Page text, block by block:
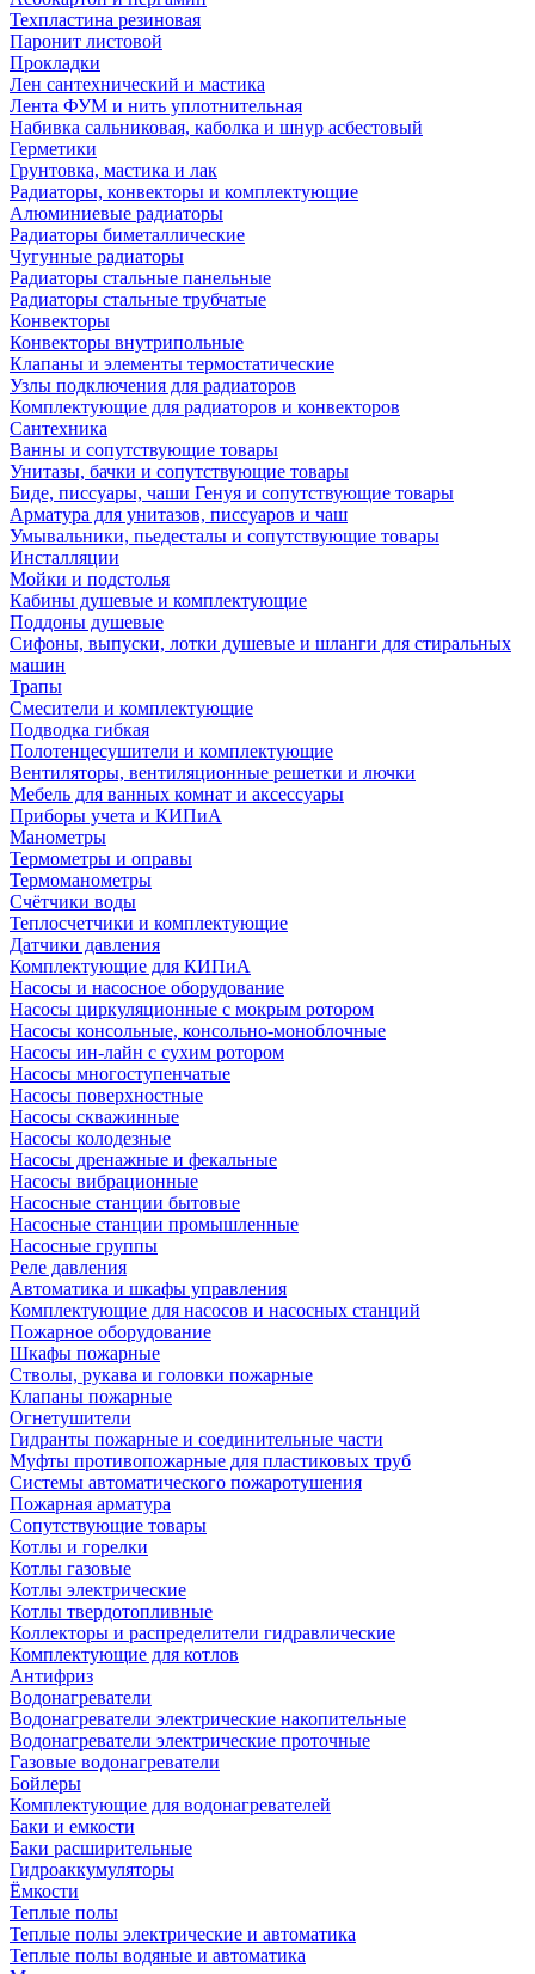
Техпластина резиновая
Паронит листовой
Прокладки
Лен сантехнический и мастика
Лента ФУМ и нить уплотнительная
Набивка сальниковая, каболка и шнур асбестовый
Герметики
Грунтовка, мастика и лак
Радиаторы, конвекторы и комплектующие
Алюминиевые радиаторы
Радиаторы биметаллические
Чугунные радиаторы
Радиаторы стальные панельные
Радиаторы стальные трубчатые
Конвекторы
Конвекторы внутрипольные
Клапаны и элементы термостатические
Узлы подключения для радиаторов
Комплектующие для радиаторов и конвекторов
Сантехника
Ванны и сопутствующие товары
Унитазы, бачки и сопутствующие товары
Биде, писсуары, чаши Генуя и сопутствующие товары
Арматура для унитазов, писсуаров и чаш
Умывальники, пьедесталы и сопутствующие товары
Инсталляции
Мойки и подстолья
Кабины душевые и комплектующие
Поддоны душевые
Сифоны, выпуски, лотки душевые и шланги для стиральных
машин
Трапы
Смесители и комплектующие
Подводка гибкая
Полотенцесушители и комплектующие
Вентиляторы, вентиляционные решетки и лючки
Мебель для ванных комнат и аксессуары
Приборы учета и КИПиА
Манометры
Термометры и оправы
Термоманометры
Счётчики воды
Теплосчетчики и комплектующие
Датчики давления
Комплектующие для КИПиА
Насосы и насосное оборудование
Насосы циркуляционные с мокрым ротором
Насосы консольные, консольно-моноблочные
Насосы ин-лайн с сухим ротором
Насосы многоступенчатые
Насосы поверхностные
Насосы скважинные
Насосы колодезные
Насосы дренажные и фекальные
Насосы вибрационные
Насосные станции бытовые
Насосные станции промышленные
Насосные группы
Реле давления
Автоматика и шкафы управления
Комплектующие для насосов и насосных станций
Пожарное оборудование
Шкафы пожарные
Стволы, рукава и головки пожарные
Клапаны пожарные
Огнетушители
Гидранты пожарные и соединительные части
Муфты противопожарные для пластиковых труб
Системы автоматического пожаротушения
Пожарная арматура
Сопутствующие товары
Котлы и горелки
Котлы газовые
Котлы электрические
Котлы твердотопливные
Коллекторы и распределители гидравлические
Комплектующие для котлов
Антифриз
Водонагреватели
Водонагреватели электрические накопительные
Водонагреватели электрические проточные
Газовые водонагреватели
Бойлеры
Комплектующие для водонагревателей
Баки и емкости
Баки расширительные
Гидроаккумуляторы
Ёмкости
Теплые полы
Теплые полы электрические и автоматика
Теплые полы водяные и автоматика